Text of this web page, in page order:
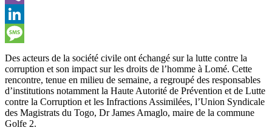
Viber
LinkedIn
Message
Des acteurs de la société civile ont échangé sur la lutte contre la
corruption et son impact sur les droits de l’homme à Lomé. Cette
rencontre, tenue en milieu de semaine, a regroupé des responsables
d’institutions notamment la Haute Autorité de Prévention et de Lutte
contre la Corruption et les Infractions Assimilées, l’Union Syndicale
des Magistrats du Togo, Dr James Amaglo, maire de la commune
Golfe 2.